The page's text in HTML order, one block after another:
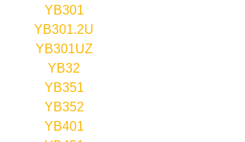
YB301
YB301.2U
YB301UZ
YB32
YB351
YB352
YB401